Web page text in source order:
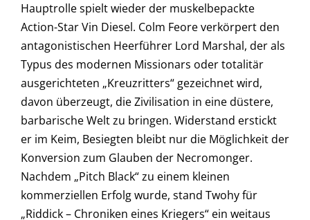
Hauptrolle spielt wieder der muskelbepackte
Action-Star Vin Diesel. Colm Feore verkörpert den
antagonistischen Heerführer Lord Marshal, der als
Typus des modernen Missionars oder totalitär
ausgerichteten „Kreuzritters“ gezeichnet wird,
davon überzeugt, die Zivilisation in eine düstere,
barbarische Welt zu bringen. Widerstand erstickt
er im Keim, Besiegten bleibt nur die Möglichkeit der
Konversion zum Glauben der Necromonger.
Nachdem „Pitch Black“ zu einem kleinen
kommerziellen Erfolg wurde, stand Twohy für
„Riddick – Chroniken eines Kriegers“ ein weitaus